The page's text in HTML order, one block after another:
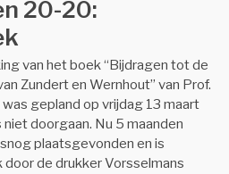
20-20:
van het boek “Bijdragen tot de
Zundert en Wernhout” van Prof.
gepland op vrijdag 13 maart
doorgaan. Nu 5 maanden
plaatsgevonden en is
de drukker Vorsselmans